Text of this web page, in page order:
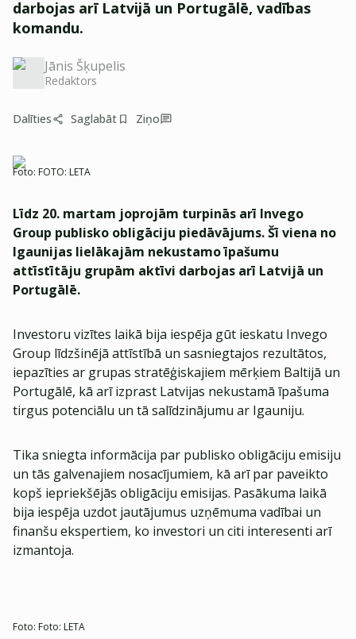
darbojas arī Latvijā un Portugālē, vadības
komandu.
Jānis Šķupelis
Redaktors
Dalīties Saglabāt Ziņo
Foto: FOTO: LETA
Līdz 20. martam joprojām turpinās arī Invego
Group publisko obligāciju piedāvājums. Šī viena no
Igaunijas lielākajām nekustamo īpašumu
attīstītāju grupām aktīvi darbojas arī Latvijā un
Portugālē.
Investoru vizītes laikā bija iespēja gūt ieskatu Invego
Group līdzšinējā attīstībā un sasniegtajos rezultātos,
iepazīties ar grupas stratēģiskajiem mērķiem Baltijā un
Portugālē, kā arī izprast Latvijas nekustamā īpašuma
tirgus potenciālu un tā salīdzinājumu ar Igauniju.
Tika sniegta informācija par publisko obligāciju emisiju
un tās galvenajiem nosacījumiem, kā arī par paveikto
kopš iepriekšējās obligāciju emisijas. Pasākuma laikā
bija iespēja uzdot jautājumus uzņēmuma vadībai un
finanšu ekspertiem, ko investori un citi interesenti arī
izmantoja.
Foto: Foto: LETA